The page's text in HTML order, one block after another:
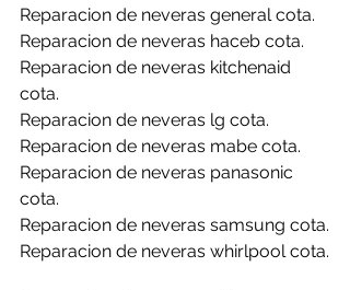
Reparacion de neveras general cota.
Reparacion de neveras haceb cota.
Reparacion de neveras kitchenaid
cota.
Reparacion de neveras lg cota.
Reparacion de neveras mabe cota.
Reparacion de neveras panasonic
cota.
Reparacion de neveras samsung cota.
Reparacion de neveras whirlpool cota.